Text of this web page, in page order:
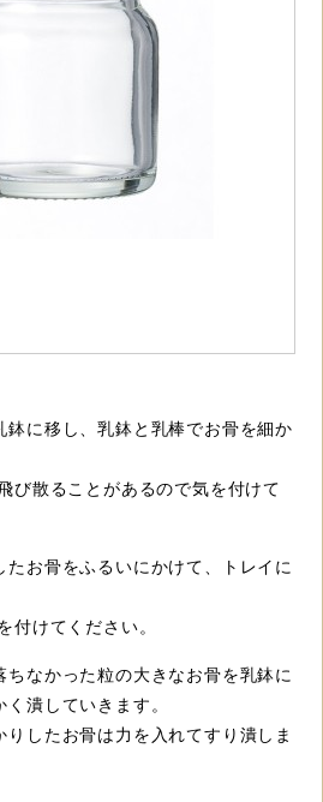
鉢に移し、乳鉢と乳棒でお骨を細か
び散ることがあるので気を付けて
たお骨をふるいにかけて、トレイに
けてください。
ちなかった粒の大きなお骨を乳鉢に
潰していきます。
したお骨は力を入れてすり潰しま